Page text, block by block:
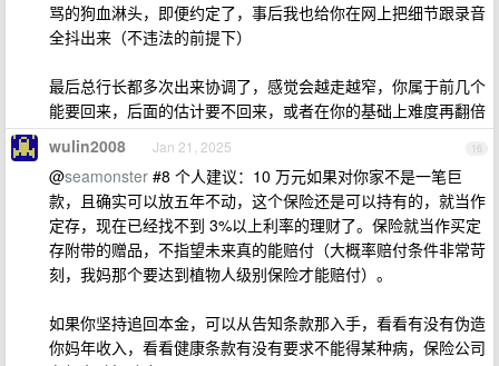
骂的狗血淋头，即便约定了，事后我也给你在网上把细节跟录音
全抖出来（不违法的前提下）
最后总行长都多次出来协调了，感觉会越走越窄，你属于前几个
能要回来，后面的估计要不回来，或者在你的基础上难度再翻倍
16
wulin2008 Jan 21, 2025
@seamonster #8 个人建议：10 万元如果对你家不是一笔巨
款，且确实可以放五年不动，这个保险还是可以持有的，就当作
定存，现在已经找不到 3%以上利率的理财了。保险就当作买定
存附带的赠品，不指望未来真的能赔付（大概率赔付条件非常苛
刻，我妈那个要达到植物人级别保险才能赔付）。
如果你坚持追回本金，可以从告知条款那入手，看看有没有伪造
你妈年收入，看看健康条款有没有要求不能得某种病，保险公司